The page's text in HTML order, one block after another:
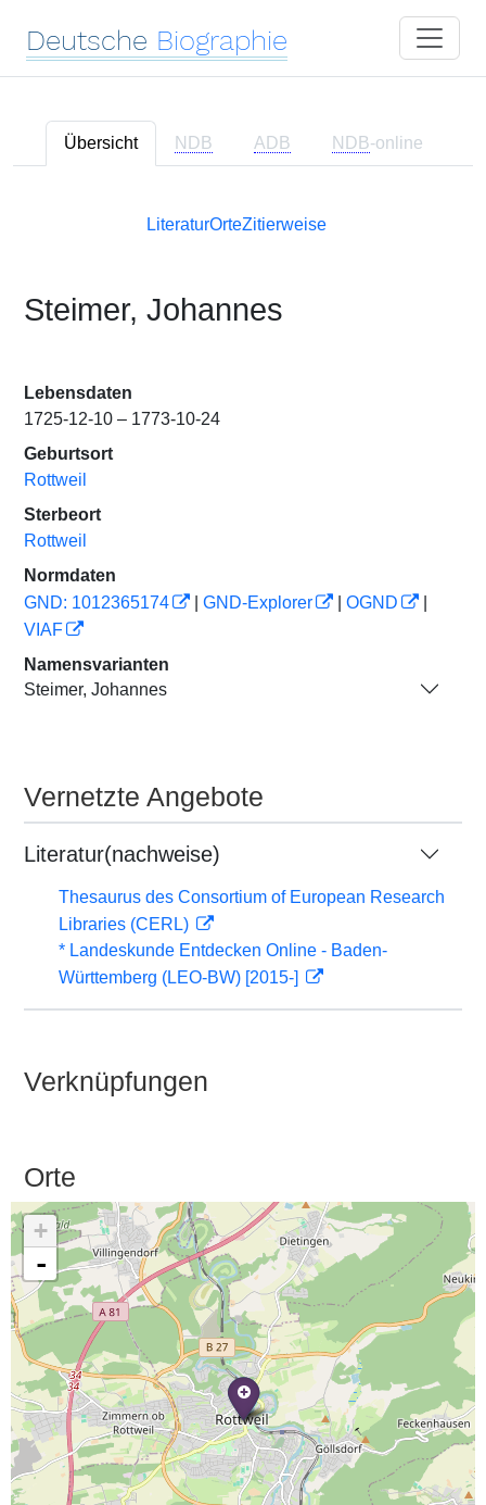
Deutsche Biographie
Übersicht NDB ADB NDB-online
LiteraturOrteZitierweise
Steimer, Johannes
Lebensdaten
1725-12-10 – 1773-10-24
Geburtsort
Rottweil
Sterbeort
Rottweil
Normdaten
GND: 1012365174
GND-Explorer OGND
VIAF
Namensvarianten
Steimer, Johannes
Vernetzte Angebote
Literatur(nachweise)
Thesaurus des Consortium of European Research
Libraries (CERL)
* Landeskunde Entdecken Online - Baden-
Württemberg (LEO-BW) [2015-]
Verknüpfungen
Orte
+
-